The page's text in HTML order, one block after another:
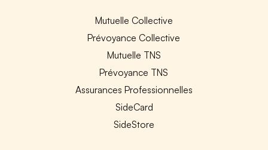
Mutuelle Collective
Prévoyance Collective
Mutuelle TNS
Prévoyance TNS
Assurances Professionnelles
SideCard
SideStore